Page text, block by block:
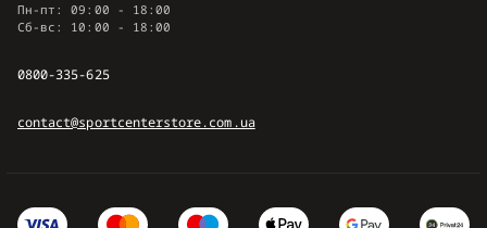
Пн-пт: 09:00 - 18:00
Сб-вс: 10:00 - 18:00
0800-335-625
contact@sportcenterstore.com.ua